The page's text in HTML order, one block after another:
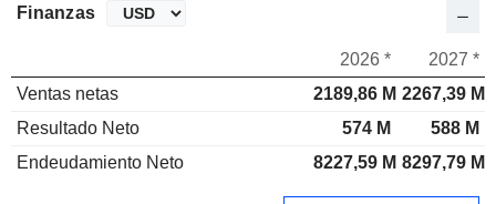
Finanzas
2026 *
2027 *
Ventas netas
2189,86 M 2267,39 M
Resultado Neto
574 M
588 M
Endeudamiento Neto
8227,59 M 8297,79 M